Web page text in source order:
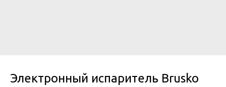
Электронный испаритель Brusko